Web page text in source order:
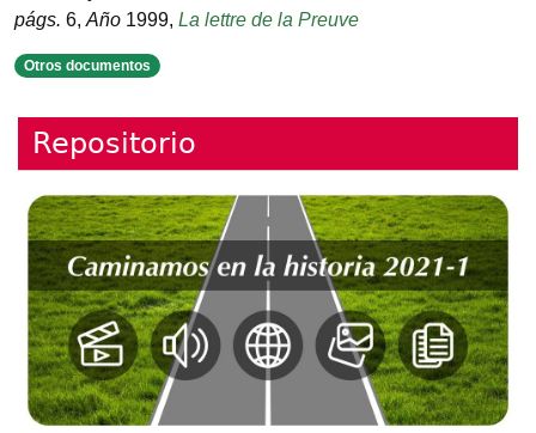
págs. 6, Año 1999, La lettre de la Preuve
Otros documentos
Repositorio